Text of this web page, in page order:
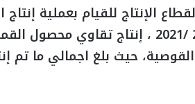
الإنتاج للقيام بعملية إنتاج